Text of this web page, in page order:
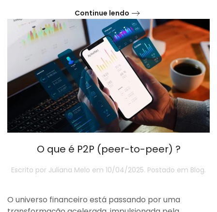
Continue lendo
O que é P2P (peer-to-peer) ?
Escrito por Juliana Melo em 10/04/2025. Postado em Blog.
O universo financeiro está passando por uma